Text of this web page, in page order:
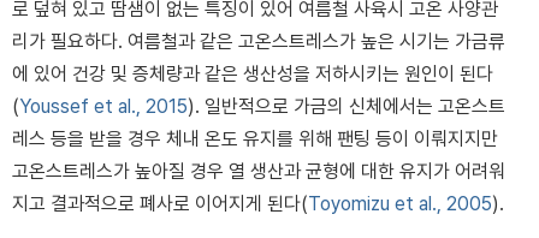
로 덮혀 있고 땀샘이 없는 특징이 있어 여름철 사육시 고온 사양관
리가 필요하다. 여름철과 같은 고온스트레스가 높은 시기는 가금류
에 있어 건강 및 증체량과 같은 생산성을 저하시키는 원인이 된다
(Youssef et al., 2015). 일반적으로 가금의 신체에서는 고온스트
레스 등을 받을 경우 체내 온도 유지를 위해 팬팅 등이 이뤄지지만
고온스트레스가 높아질 경우 열 생산과 균형에 대한 유지가 어려워
지고 결과적으로 폐사로 이어지게 된다(Toyomizu et al., 2005).